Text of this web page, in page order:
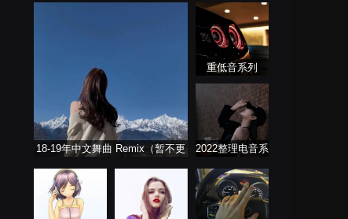
18-19年中文舞曲 Remix（暂不更
重低音系列
2022整理电音系